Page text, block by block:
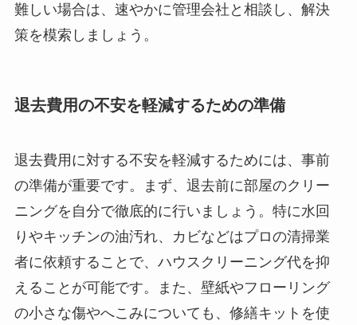
難しい場合は、速やかに管理会社と相談し、解決
策を模索しましょう。
退去費用の不安を軽減するための準備
退去費用に対する不安を軽減するためには、事前
の準備が重要です。まず、退去前に部屋のクリー
ニングを自分で徹底的に行いましょう。特に水回
りやキッチンの油汚れ、カビなどはプロの清掃業
者に依頼することで、ハウスクリーニング代を抑
えることが可能です。また、壁紙やフローリング
の小さな傷やへこみについても、修繕キットを使